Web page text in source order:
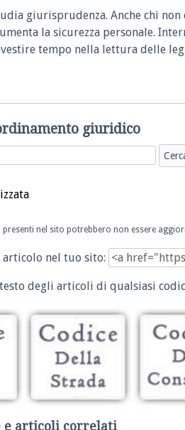
giurisprudenza. Anche chi
la sicurezza personale.
tempo nella lettura delle
giuridico
presenti nel sito potrebbero non essere
nel tuo sito:
degli articoli di qualsiasi
e articoli correlati